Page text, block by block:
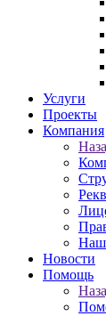
Услуги
Проекты
Компания
Новости
Помощь